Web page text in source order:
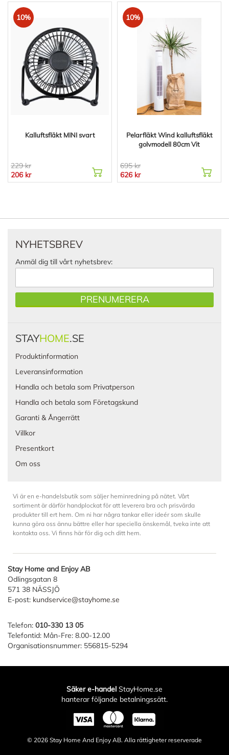
10%
Kalluftsfläkt MINI svart
229 kr
206 kr
10%
Pelarfläkt Wind kalluftsfläkt
golvmodell 80cm Vit
695 kr
626 kr
NYHETSBREV
Anmäl dig till vårt nyhetsbrev:
PRENUMERERA
STAYHOME.SE
Produktinformation
Leveransinformation
Handla och betala som Privatperson
Handla och betala som Företagskund
Garanti & Ångerrätt
Villkor
Presentkort
Om oss
Vi är en e-handelsbutik som säljer heminredning på nätet. Vårt
sortiment är därför handplockat för att leverera bra och prisvärda
produkter till ert hem. Om ni har några tankar eller ideér som skulle
kunna göra oss ännu bättre eller har speciella önskemål, tveka inte att
kontakta oss. Vi finns här för dig och ditt hem.
Stay Home and Enjoy AB
Odlingsgatan 8
571 38 NÄSSJÖ
E-post: kundservice@stayhome.se
Telefon: 010-330 13 05
Telefontid: Mån-Fre: 8.00-12.00
Organisationsnummer: 556815-5294
Säker e-handel StayHome.se
hanterar följande betalningssätt.
© 2026 Stay Home And Enjoy AB. Alla rättigheter reserverade